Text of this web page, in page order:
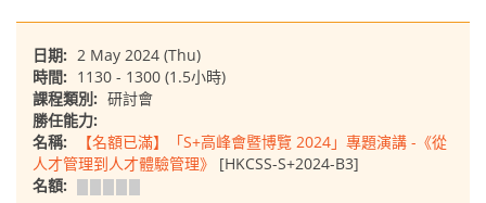
日期: 2 May 2024 (Thu)
時間: 1130 - 1300 (1.5小時)
課程類別: 研討會
勝任能力:
名稱:
【名額已滿】「S+高峰會暨博覽 2024」專題演講 -《從
人才管理到人才體驗管理》
[HKCSS-S+2024-B3]
名額: